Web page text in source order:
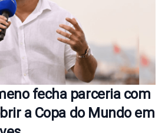
fecha parceria com
a Copa do Mundo em